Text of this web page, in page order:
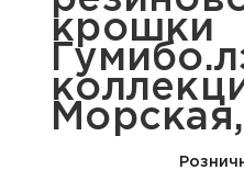
крошки